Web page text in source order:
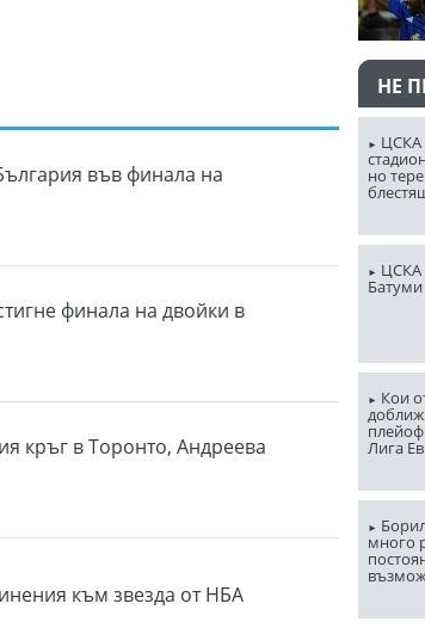
във финала на
финала на двойки в
кръг в Торонто, Андреева
към звезда от НБА
НЕ
ЦСКА
но
ЦСКА
Батуми
Кои
Лига
много